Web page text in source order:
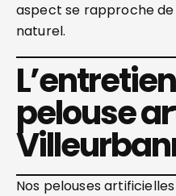
aspect se rapproche de
naturel.
pelouse
Nos pelouses